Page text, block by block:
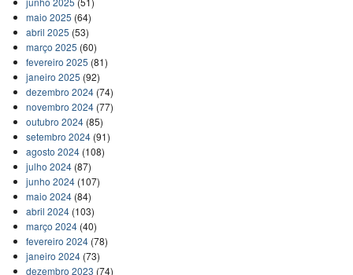
maio 2025 (64)
abril 2025 (53)
março 2025 (60)
fevereiro 2025 (81)
janeiro 2025 (92)
dezembro 2024(74)
novembro 2024(77)
outubro 2024(85)
setembro 2024(91)
agosto 2024(108)
julho 2024(87)
junho 2024(107)
maio 2024(84)
abril 2024(103)
março 2024(40)
fevereiro 2024(78)
janeiro 2024(73)
dezembro 2023 (74)